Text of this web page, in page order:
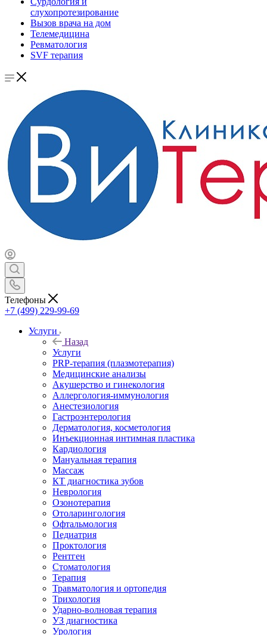
слухопротезирование
Вызов врача на дом
Телемедицина
Ревматология
SVF терапия
Телефоны
+7 (499) 229-99-69
Услуги
Назад
Услуги
PRP-терапия (плазмотерапия)
Медицинские анализы
Акушерство и гинекология
Аллергология-иммунология
Анестезиология
Гастроэнтерология
Дерматология, косметология
Инъекционная интимная пластика
Кардиология
Мануальная терапия
Массаж
КТ диагностика зубов
Неврология
Озонотерапия
Отоларингология
Офтальмология
Педиатрия
Проктология
Рентген
Стоматология
Терапия
Травматология и ортопедия
Трихология
Ударно-волновая терапия
УЗ диагностика
Урология